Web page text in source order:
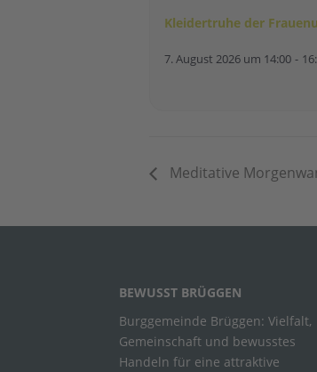
Kleidertruhe der
7. August 2026 um 14:00 -
Meditative
BEWUSST BRÜGGEN
Burggemeinde Brüggen: Vielfalt,
Gemeinschaft und bewusstes
Handeln für eine attraktive